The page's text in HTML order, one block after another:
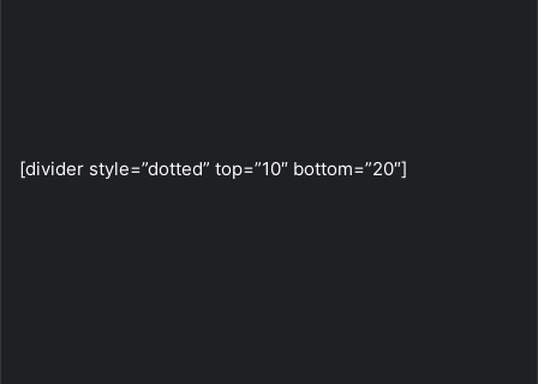
[divider style=”dotted” top=”10″ bottom=”20″]